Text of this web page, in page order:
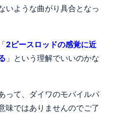
いような曲がり具合となっ
2ピースロッドの感覚に近
」という理解でいいのかな
って、ダイワのモバイルパ
味ではありませんのでご了